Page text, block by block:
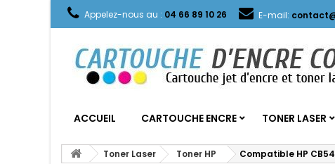
Appelez-nous au : 04 66 89 10 26 E-mail:
ACCUEIL CARTOUCHE ENCRE TONER LASER
Toner Laser Toner HP Compatible HP